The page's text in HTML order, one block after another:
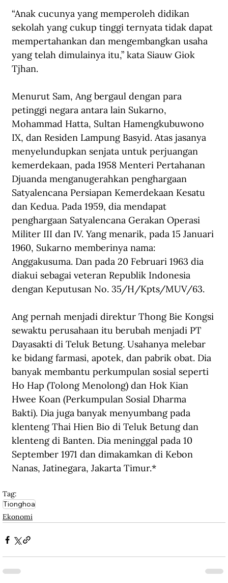
“Anak cucunya yang memperoleh didikan
sekolah yang cukup tinggi ternyata tidak dapat
mempertahankan dan mengembangkan usaha
yang telah dimulainya itu,” kata Siauw Giok
Tjhan.
Menurut Sam, Ang bergaul dengan para
petinggi negara antara lain Sukarno,
Mohammad Hatta, Sultan Hamengkubuwono
IX, dan Residen Lampung Basyid. Atas jasanya
menyelundupkan senjata untuk perjuangan
kemerdekaan, pada 1958 Menteri Pertahanan
Djuanda menganugerahkan penghargaan
Satyalencana Persiapan Kemerdekaan Kesatu
dan Kedua. Pada 1959, dia mendapat
penghargaan Satyalencana Gerakan Operasi
Militer III dan IV. Yang menarik, pada 15 Januari
1960, Sukarno memberinya nama:
Anggakusuma. Dan pada 20 Februari 1963 dia
diakui sebagai veteran Republik Indonesia
dengan Keputusan No. 35/H/Kpts/MUV/63.
Ang pernah menjadi direktur Thong Bie Kongsi
sewaktu perusahaan itu berubah menjadi PT
Dayasakti di Teluk Betung. Usahanya melebar
ke bidang farmasi, apotek, dan pabrik obat. Dia
banyak membantu perkumpulan sosial seperti
Ho Hap (Tolong Menolong) dan Hok Kian
Hwee Koan (Perkumpulan Sosial Dharma
Bakti). Dia juga banyak menyumbang pada
klenteng Thai Hien Bio di Teluk Betung dan
klenteng di Banten. Dia meninggal pada 10
September 1971 dan dimakamkan di Kebon
Nanas, Jatinegara, Jakarta Timur.*
Tag:
Tionghoa
Ekonomi